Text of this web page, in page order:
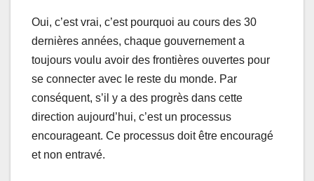
Oui, c’est vrai, c’est pourquoi au cours des 30
dernières années, chaque gouvernement a
toujours voulu avoir des frontières ouvertes pour
se connecter avec le reste du monde. Par
conséquent, s’il y a des progrès dans cette
direction aujourd’hui, c’est un processus
encourageant. Ce processus doit être encouragé
et non entravé.